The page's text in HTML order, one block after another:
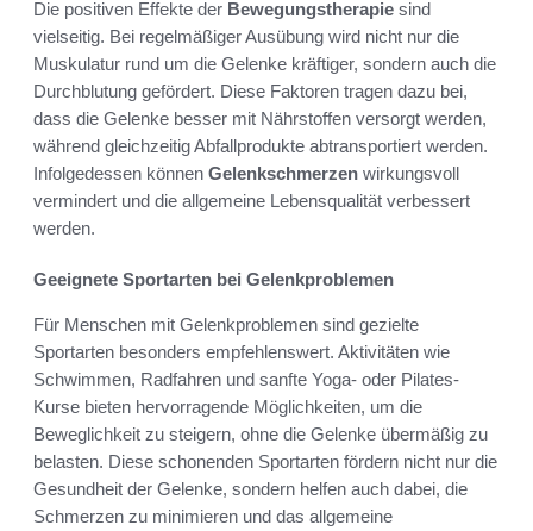
Die positiven Effekte der Bewegungstherapie sind
vielseitig. Bei regelmäßiger Ausübung wird nicht nur die
Muskulatur rund um die Gelenke kräftiger, sondern auch die
Durchblutung gefördert. Diese Faktoren tragen dazu bei,
dass die Gelenke besser mit Nährstoffen versorgt werden,
während gleichzeitig Abfallprodukte abtransportiert werden.
Infolgedessen können Gelenkschmerzen wirkungsvoll
vermindert und die allgemeine Lebensqualität verbessert
werden.
Geeignete Sportarten bei Gelenkproblemen
Für Menschen mit Gelenkproblemen sind gezielte
Sportarten besonders empfehlenswert. Aktivitäten wie
Schwimmen, Radfahren und sanfte Yoga- oder Pilates-
Kurse bieten hervorragende Möglichkeiten, um die
Beweglichkeit zu steigern, ohne die Gelenke übermäßig zu
belasten. Diese schonenden Sportarten fördern nicht nur die
Gesundheit der Gelenke, sondern helfen auch dabei, die
Schmerzen zu minimieren und das allgemeine